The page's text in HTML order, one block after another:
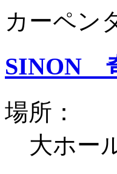
カーペン
SINON
場所：
大ホー